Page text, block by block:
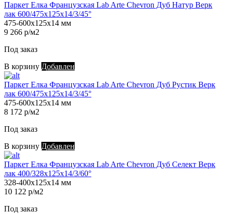
Паркет Елка Французская Lab Arte Chevron Дуб Натур Верк
лак 600/475х125х14/3/45°
475-600х125х14 мм
9 266 р/м2
Под заказ
В корзину Добавлен
Паркет Елка Французская Lab Arte Chevron Дуб Рустик Верк
лак 600/475х125х14/3/45°
475-600х125х14 мм
8 172 р/м2
Под заказ
В корзину Добавлен
Паркет Елка Французская Lab Arte Chevron Дуб Селект Верк
лак 400/328х125х14/3/60°
328-400х125х14 мм
10 122 р/м2
Под заказ